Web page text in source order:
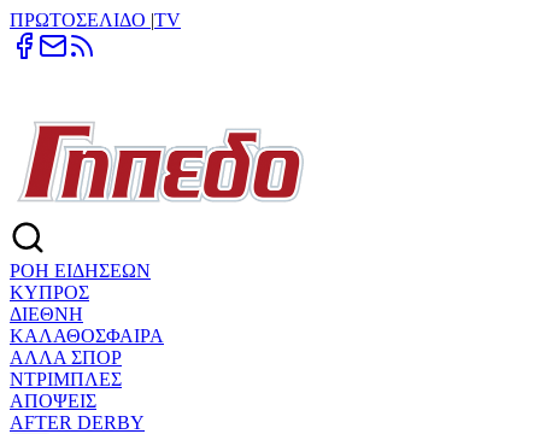
ΠΡΩΤΟΣΕΛΙΔΟ |TV
ΡΟΗ ΕΙΔΗΣΕΩΝ
ΚΥΠΡΟΣ
ΔΙΕΘΝΗ
ΚΑΛΑΘΟΣΦΑΙΡΑ
ΑΛΛΑ ΣΠΟΡ
ΝΤΡΙΜΠΛΕΣ
ΑΠΟΨΕΙΣ
AFTER DERBY